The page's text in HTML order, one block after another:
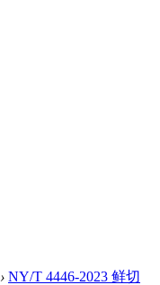
› NY/T 4446-2023 鲜切